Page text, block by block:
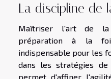
La discipline de
Maîtriser l'art de la
préparation à la
indispensable pour les
dans les stratégies de
permet d'affiner